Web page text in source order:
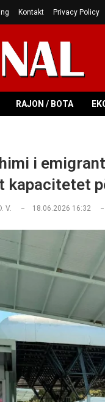
Kontakt Privacy Policy
RAJON / BOTA
i
kapacitetet
V. 18.06.2026 16:32